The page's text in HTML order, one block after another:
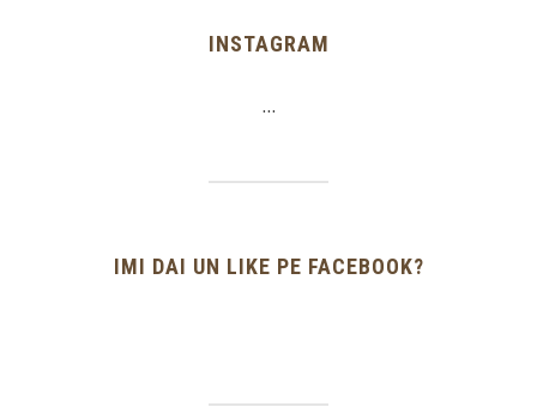
INSTAGRAM
…
IMI DAI UN LIKE PE FACEBOOK?